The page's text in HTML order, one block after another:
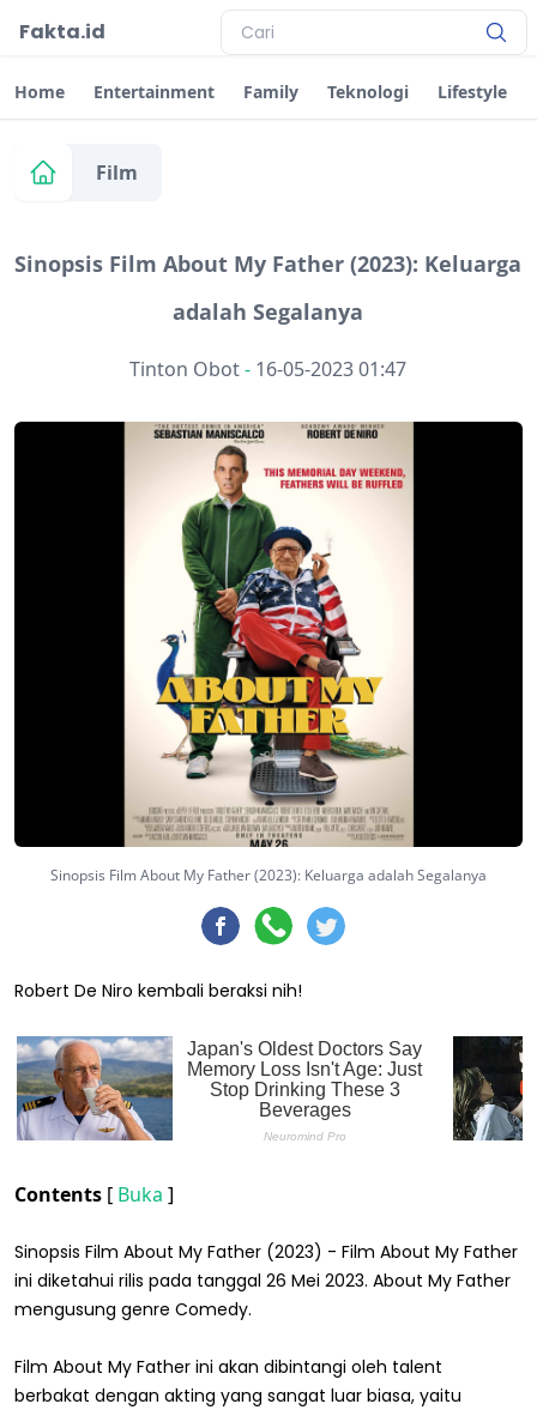
Fakta.id
Home Entertainment Family Teknologi Lifestyle
Film
Sinopsis Film About My Father (2023): Keluarga
adalah Segalanya
Tinton Obot- 16-05-2023 01:47
Sinopsis Film About My Father (2023): Keluarga adalah Segalanya
Robert De Niro kembali beraksi nih!
Contents [ Buka ]
Sinopsis Film About My Father (2023) - Film About My Father
ini diketahui rilis pada tanggal 26 Mei 2023. About My Father
mengusung genre Comedy.
Film About My Father ini akan dibintangi oleh talent
berbakat dengan akting yang sangat luar biasa, yaitu